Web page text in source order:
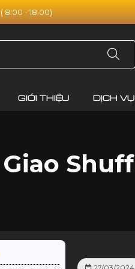
8:00 - 18:00)
GIỚI THIỆU DỊCH VỤ
Giao